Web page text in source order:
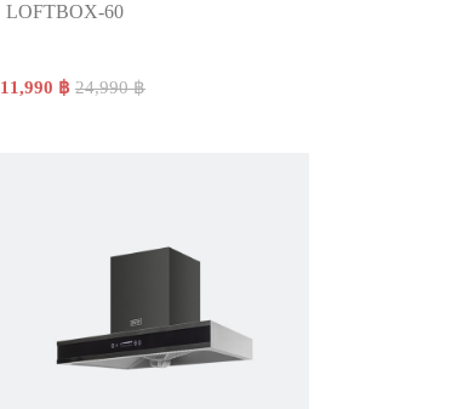
LOFTBOX-60
11,990 ฿ 24,990 ฿